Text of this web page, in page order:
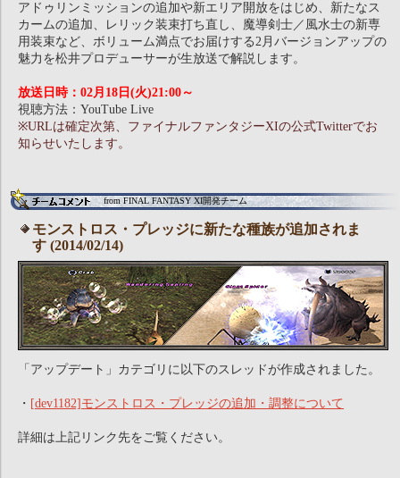
アドゥリンミッションの追加や新エリア開放をはじめ、新たなス
カームの追加、レリック装束打ち直し、魔導剣士／風水士の新専
用装束など、ボリューム満点でお届けする2月バージョンアップの
魅力を松井プロデューサーが生放送で解説します。
放送日時：02月18日(火)21:00～
視聴方法：YouTube Live
※URLは確定次第、ファイナルファンタジーXIの公式Twitterでお
知らせいたします。
from FINAL FANTASY XI開発チーム
モンストロス・プレッジに新たな種族が追加されま
す (2014/02/14)
「アップデート」カテゴリに以下のスレッドが作成されました。
・ [dev1182]モンストロス・プレッジの追加・調整について
詳細は上記リンク先をご覧ください。